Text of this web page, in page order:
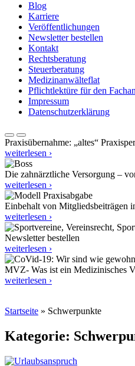
Blog
Karriere
Veröffentlichungen
Newsletter bestellen
Kontakt
Rechtsberatung
Steuerberatung
Medizinanwälteflat
Pflichtlektüre für den
Impressum
Datenschutzerklärung
Praxisübernahme: „altes“
weiterlesen ›
Die zahnärztliche Versorgung –
weiterlesen ›
Einbehalt von Mitgliedsbeiträgen
weiterlesen ›
Newsletter bestellen
weiterlesen ›
MVZ- Was ist ein Medizinisches
weiterlesen ›
Startseite » Schwerpunkte
Kategorie: